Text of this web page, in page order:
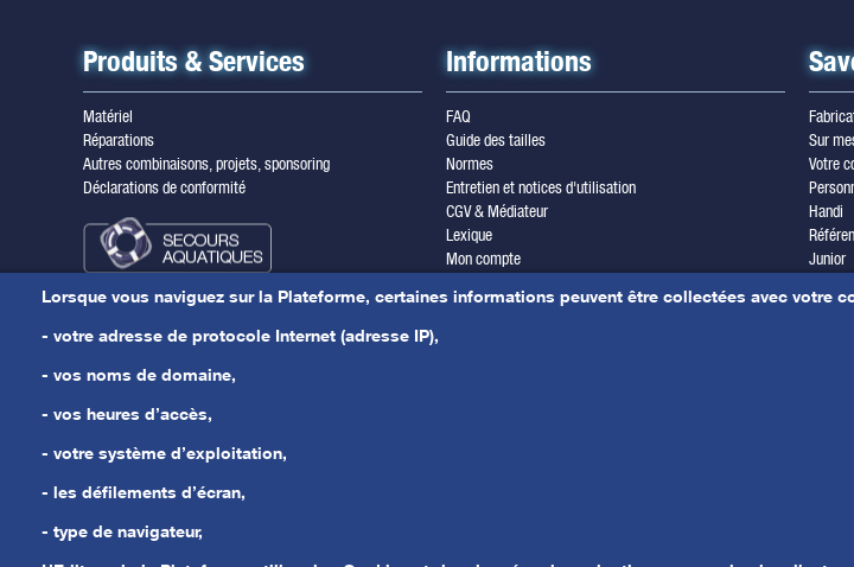
Lorsque vous naviguez sur la Plateforme, certaines informations peuvent être collectées avec votre
- votre adresse de protocole Internet (adresse IP),
- vos noms de domaine,
- vos heures d’accès,
- votre système d’exploitation,
- les défilements d’écran,
- type de navigateur,
Produits & Services
Matériel
Réparations
Autres combinaisons, projets, sponsoring
Déclarations de conformité
Informations
FAQ
Guide des tailles
Normes
Entretien et notices d'utilisation
CGV & Médiateur
Lexique
Mon compte
Mentions légales & crédits photos
Sur
Votre
Handi
Junior